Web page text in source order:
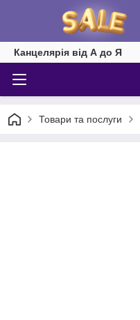
Канцелярія від А до Я
Товари та послуги